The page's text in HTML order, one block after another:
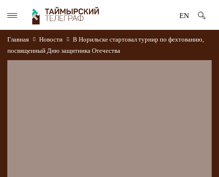
EN
Главная Новости
В Норильске стартовал турнир по фехтованию,
посвященный Дню защитника Отечества